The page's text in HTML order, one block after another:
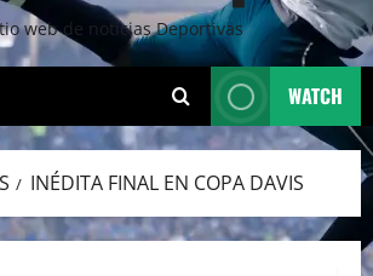
web de noticias Deportivas
WATCH
INÉDITA FINAL EN COPA DAVIS